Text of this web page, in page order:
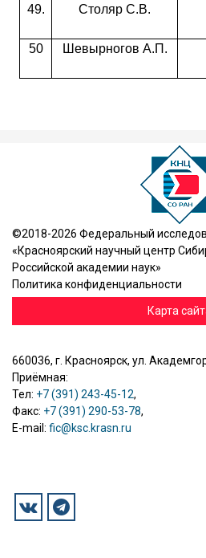
49.
Столяр С.В.
50
Шевырногов А.П.
©2018-2026 Федеральный
«Красноярский научный центр
Российской академии наук»
Политика конфиденциальности
Карта
660036, г. Красноярск, ул.
Приёмная:
Тел: +7 (391) 243-45-12,
Факс: +7 (391) 290-53-78,
E-mail: fic@ksc.krasn.ru